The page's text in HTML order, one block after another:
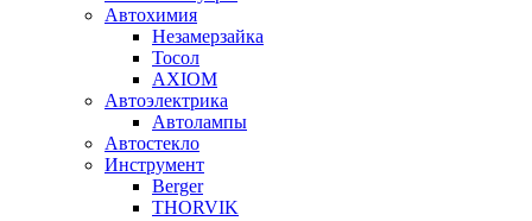
Автохимия
Незамерзайка
Тосол
AXIOM
Автоэлектрика
Автолампы
Автостекло
Инструмент
Berger
THORVIK